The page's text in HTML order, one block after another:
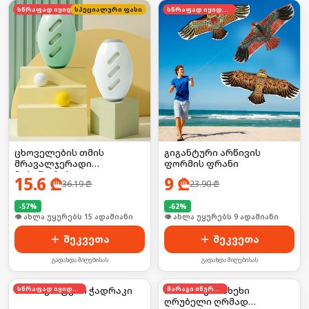
სწრაფად იყიდება
სპეციალური ფასი
ცხოველების თმის
მრავალჯერადი
მოსაშორებელი
15.6 ₾36.19₾
-57%
🛒 ბოლო 24სთ-ში იყიდა 19-მა
შეკვეთა
გადახდა მიღებისას
სწრაფად იყიდება
გიგანტური არწივის
ფორმის ფრანი
9 ₾23.90₾
-62%
🛒 ბოლო 24სთ-ში იყიდა 11-მა
შეკვეთა
გადახდა მიღებისას
სწრაფად იყიდება
ხის მაგნიტური ჭადრაკი მარაგი იწურება
ორმხრივი სახეხი
ღრუბელი ღრმად